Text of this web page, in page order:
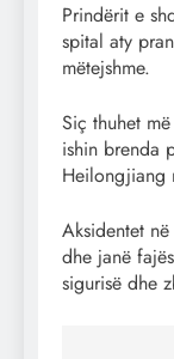
Prindërit e
spital aty
mëtejshme.
Siç thuhet
ishin brenda
Heilongjiang
Aksidentet
dhe janë
sigurisë dhe